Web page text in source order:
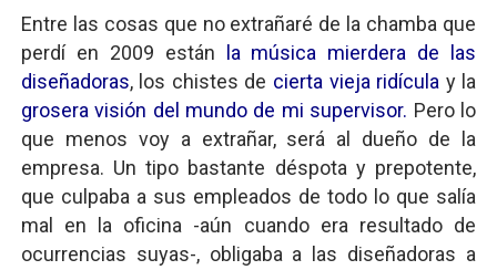
Entre las cosas que no extrañaré de la chamba que
perdí en 2009 están
la música mierdera de las
diseñadoras, los chistes de cierta vieja ridícula y la
grosera visión del mundo de mi supervisor. Pero lo
que menos voy a extrañar, será al dueño de la
empresa. Un tipo bastante déspota y prepotente,
que culpaba a sus empleados de todo lo que salía
mal en la oficina -aún cuando era resultado de
ocurrencias suyas-, obligaba a las diseñadoras a